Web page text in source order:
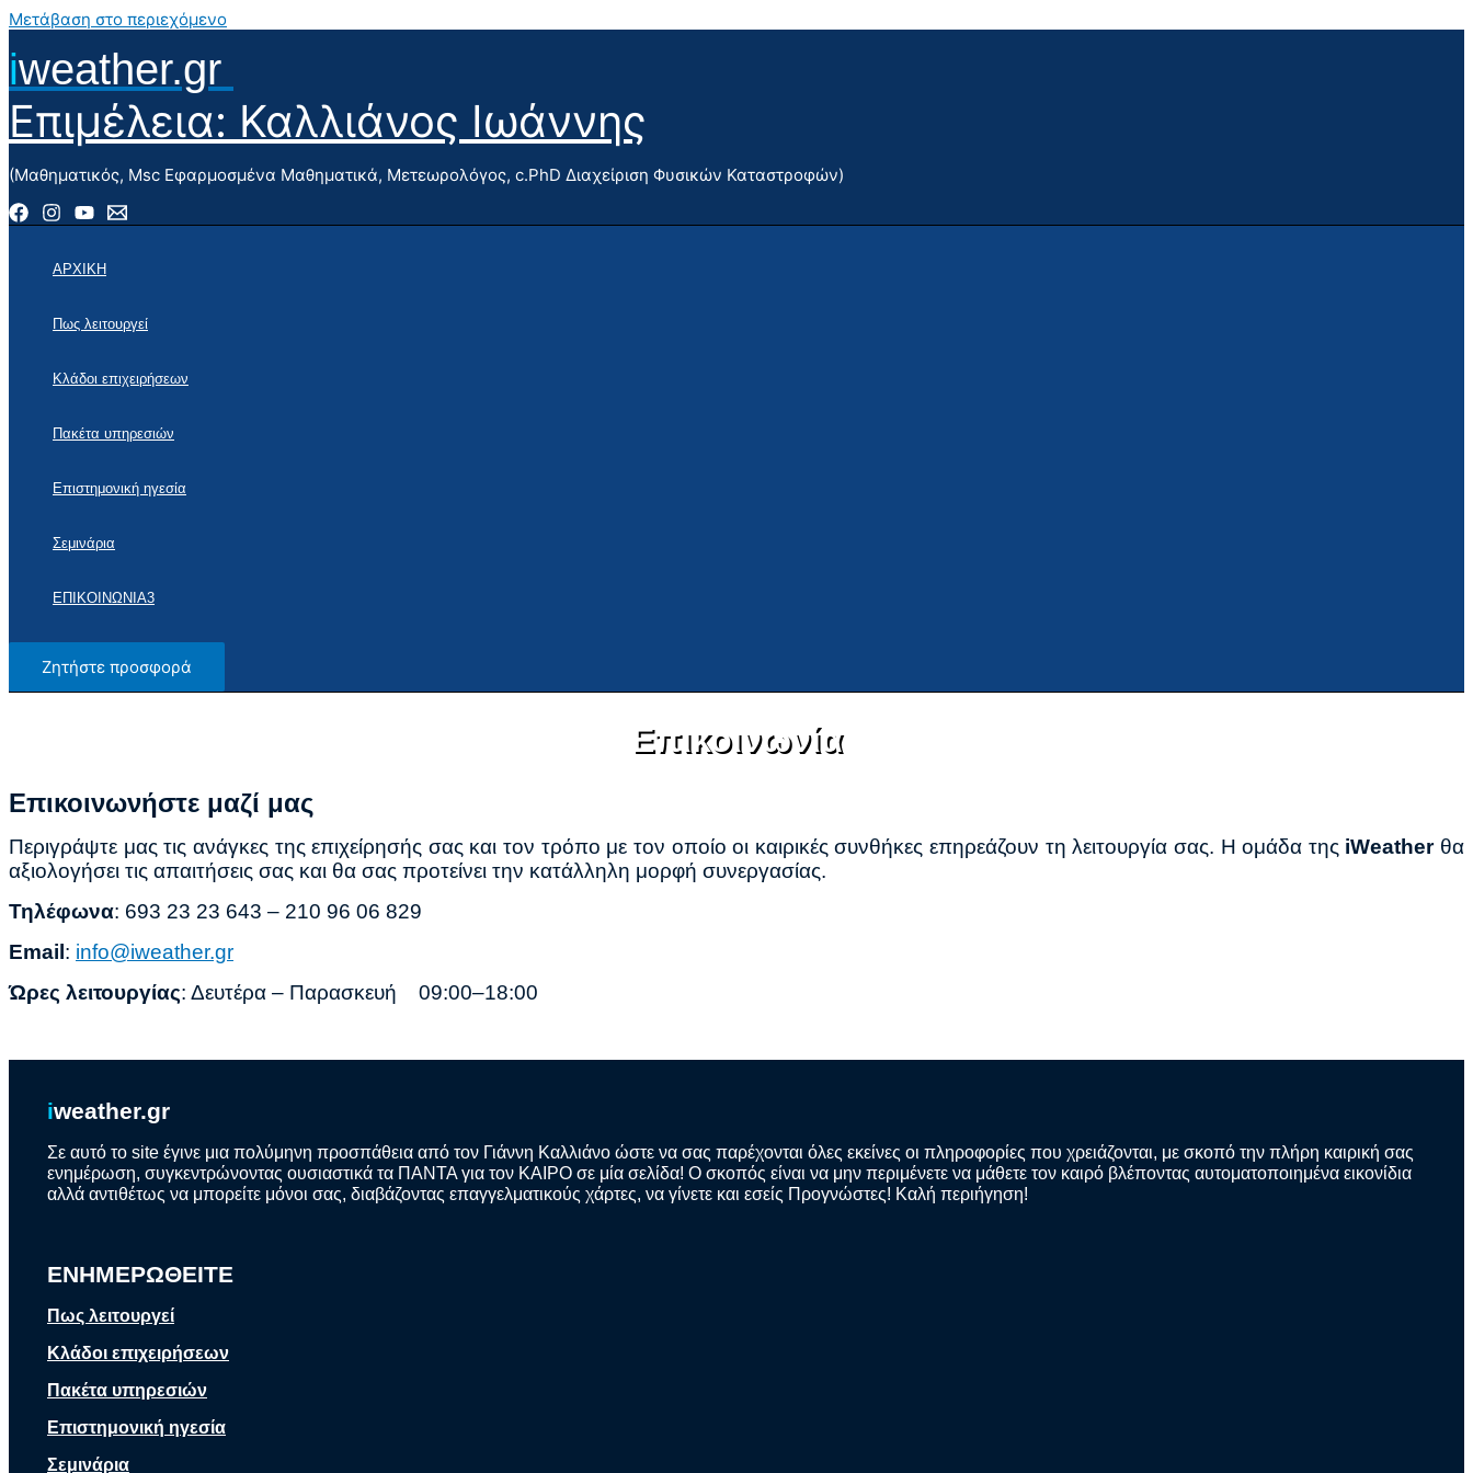
Μετάβαση στο περιεχόμενο
iweather.gr
Επιμέλεια: Καλλιάνος Ιωάννης
(Μαθηματικός, Msc Εφαρμοσμένα Μαθηματικά, Μετεωρολόγος, c.PhD Διαχείριση Φυσικών Καταστροφών)
ΑΡΧΙΚΗ
Πως λειτουργεί
Κλάδοι επιχειρήσεων
Πακέτα υπηρεσιών
Επιστημονική ηγεσία
Σεμινάρια
ΕΠΙΚΟΙΝΩΝΙΑ3
Ζητήστε προσφορά
Επικοινωνία
Επικοινωνήστε μαζί μας
Περιγράψτε μας τις ανάγκες της επιχείρησής σας και τον τρόπο με τον οποίο οι καιρικές συνθήκες επηρεάζουν τη λειτουργία σας. Η ομάδα της iWeatherθα
αξιολογήσει τις απαιτήσεις σας και θα σας προτείνει την κατάλληλη μορφή συνεργασίας.
Τηλέφωνα: 693 23 23 643 – 210 96 06 829
Email: info@iweather.gr
Ώρες λειτουργίας: Δευτέρα – Παρασκευή 09:00–18:00
iweather.gr
Σε αυτό το site έγινε μια πολύμηνη προσπάθεια από τον Γιάννη Καλλιάνο ώστε να σας παρέχονται όλες εκείνες οι πληροφορίες που χρειάζονται, με σκοπό την πλήρη καιρική σας
ενημέρωση, συγκεντρώνοντας ουσιαστικά τα ΠΑΝΤΑ για τον ΚΑΙΡΟ σε μία σελίδα! Ο σκοπός είναι να μην περιμένετε να μάθετε τον καιρό βλέποντας αυτοματοποιημένα εικονίδια
αλλά αντιθέτως να μπορείτε μόνοι σας, διαβάζοντας επαγγελματικούς χάρτες, να γίνετε και εσείς Προγνώστες! Καλή περιήγηση!
ΕΝΗΜΕΡΩΘΕΙΤΕ
Πως λειτουργεί
Κλάδοι επιχειρήσεων
Πακέτα υπηρεσιών
Επιστημονική ηγεσία
Σεμινάρια